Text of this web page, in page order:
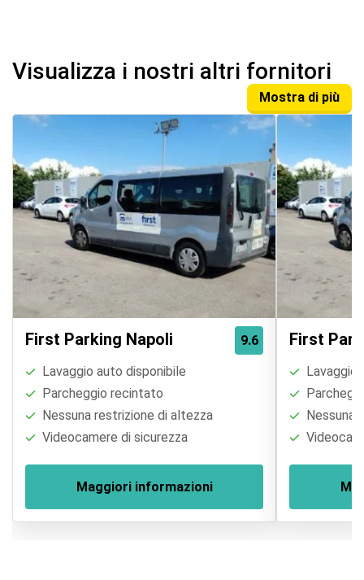
Visualizza i nostri altri fornitori
Mostra di più
9.6
First Parking Napoli
Lavaggio auto disponibile
Parcheggio recintato
Nessuna restrizione di altezza
Videocamere di sicurezza
Maggiori informazioni
First
Lavaggio
Nessuna